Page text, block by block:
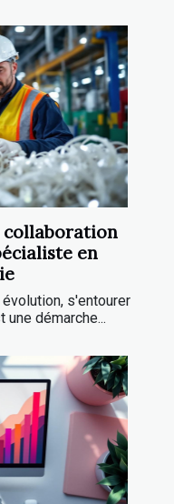
collaboration
en
s'entourer
démarche...